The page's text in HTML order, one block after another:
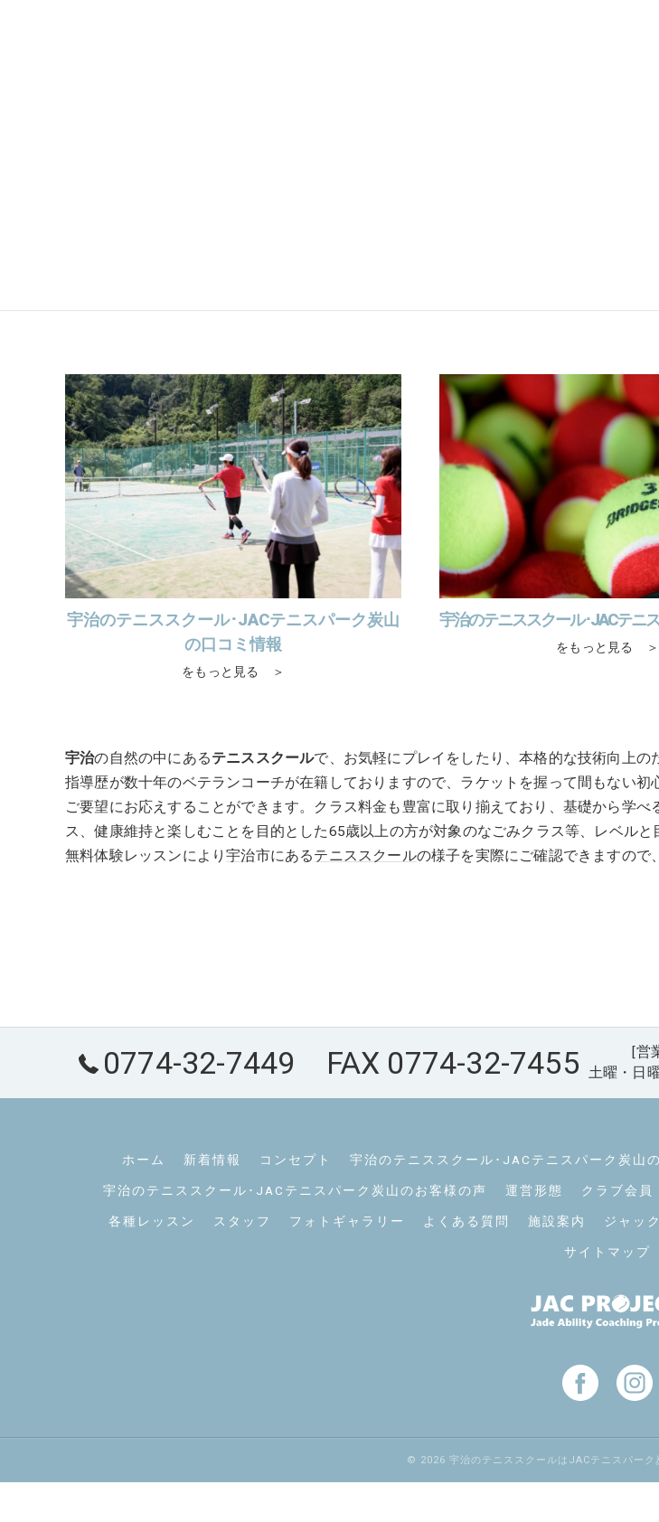
宇治のテニススクール･JACテニスパーク炭山
の口コミ情報
をもっと見る ＞
宇治のテニススクール･JACテニ
をもっと見る ＞
宇治の自然の中にあるテニススクールで、お気軽にプレイをしたり、本格的な技術向上
指導歴が数十年のベテランコーチが在籍しておりますので、ラケットを握って間もない
ご要望にお応えすることができます。クラス料金も豊富に取り揃えており、基礎から学
ス、健康維持と楽しむことを目的とした65歳以上の方が対象のなごみクラス等、レベルと
無料体験レッスンにより宇治市にあるテニススクールの様子を実際にご確認できますので
0774-32-7449 FAX 0774-32-7455
[営業時
土曜・日
ホーム 新着情報 コンセプト 宇治のテニススクール･JACテニスパーク炭山
宇治のテニススクール･JACテニスパーク炭山のお客様の声 運営形態 クラブ会員
各種レッスン スタッフ フォトギャラリー よくある質問 施設案内 ジャッ
サイトマップ
© 2026 宇治のテニススクールはJACテニスパーク